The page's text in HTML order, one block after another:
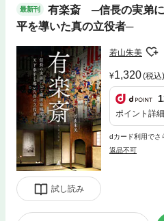
最新刊
有楽斎 ─信長の実弟
平を導いた真の立役者─
試し読み
若山朱美
1,320(税込)
ポイント詳細
dカード利用でさ
返品不可